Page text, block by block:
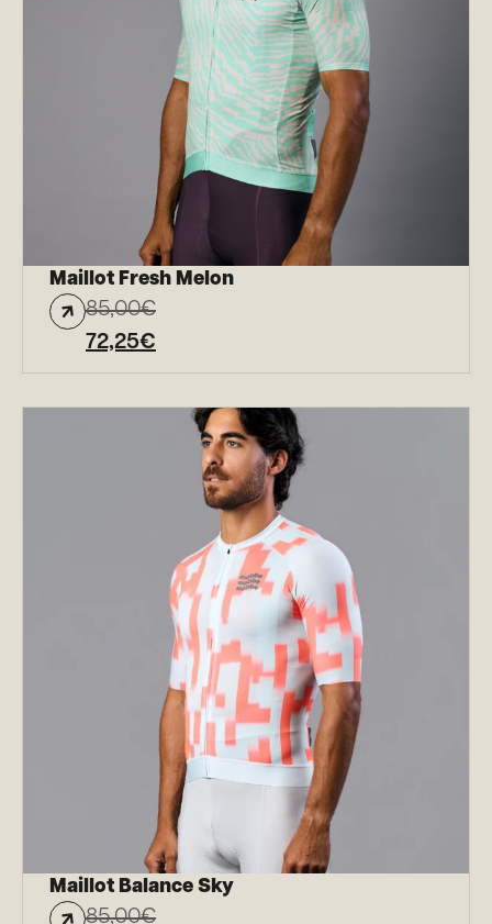
Maillot Fresh Melon
85,00€
72,25€
Maillot Balance Sky
85,00€